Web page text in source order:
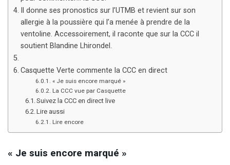
Il donne ses pronostics sur l’UTMB et revient sur son
allergie à la poussière qui l’a menée à prendre de la
ventoline. Accessoirement, il raconte que sur la CCC il
soutient Blandine Lhirondel.
Casquette Verte commente la CCC en direct
« Je suis encore marqué »
La CCC vue par Casquette
Suivez la CCC en direct live
Lire aussi
Lire encore
« Je suis encore marqué »